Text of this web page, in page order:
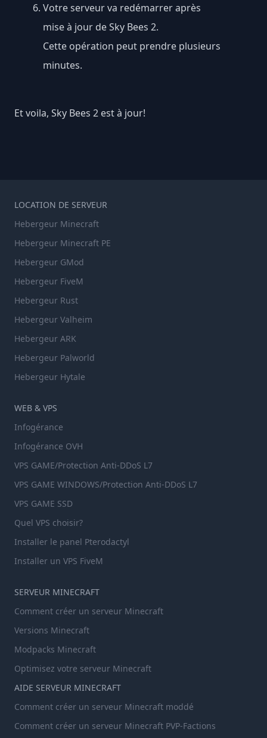
Votre serveur va redémarrer après
mise à jour de Sky Bees 2.
Cette opération peut prendre plusieurs
minutes.
Et voila, Sky Bees 2 est à jour!
LOCATION DE SERVEUR
Hebergeur Minecraft
Hebergeur Minecraft PE
Hebergeur GMod
Hebergeur FiveM
Hebergeur Rust
Hebergeur Valheim
Hebergeur ARK
Hebergeur Palworld
Hebergeur Hytale
WEB & VPS
Infogérance
Infogérance OVH
VPS GAME/Protection Anti-DDoS L7
VPS GAME WINDOWS/Protection Anti-DDoS L7
VPS GAME SSD
Quel VPS choisir?
Installer le panel Pterodactyl
Installer un VPS FiveM
SERVEUR MINECRAFT
Comment créer un serveur Minecraft
Versions Minecraft
Modpacks Minecraft
Optimisez votre serveur Minecraft
AIDE SERVEUR MINECRAFT
Comment créer un serveur Minecraft moddé
Comment créer un serveur Minecraft PVP-Factions